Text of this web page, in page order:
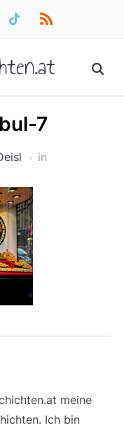
tiktok rss
7
in
meine
Ich bin